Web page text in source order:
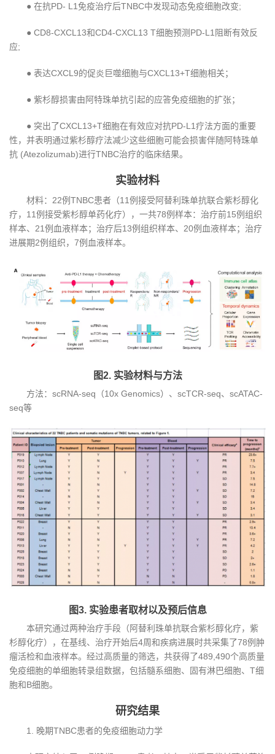
● 在抗PD- L1免疫治疗后TNBC中发现动态免疫细胞改变;
● CD8-CXCL13和CD4-CXCL13 T细胞预测PD-L1阻断有效反
应;
● 表达CXCL9的促炎巨噬细胞与CXCL13+T细胞相关；
● 紫杉醇损害由阿特珠单抗引起的应答免疫细胞的扩张；
● 突出了CXCL13+T细胞在有效应对抗PD-L1疗法方面的重要
性，并表明通过紫杉醇疗法减少这些细胞可能会损害伴随阿特珠单
抗 (Atezolizumab)进行TNBC治疗的临床结果。
实验材料
材料：22例TNBC患者（11例接受阿替利珠单抗联合紫杉醇化
疗，11例接受紫杉醇单药化疗），一共78例样本：治疗前15例组织
样本、21例血液样本；治疗后13例组织样本、20例血液样本；治疗
进展期2例组织，7例血液样本。
图2. 实验材料与方法
方法：scRNA-seq（10x Genomics）、scTCR-seq、scATAC-
seq等
图3. 实验患者取材以及预后信息
本研究通过两种治疗手段（阿替利珠单抗联合紫杉醇化疗，紫
杉醇化疗），在基线、治疗开始后4周和疾病进展时共采集了78例肿
瘤活检和血液样本。经过高质量的筛选，共获得了489,490个高质量
免疫细胞的单细胞转录组数据，包括髓系细胞、固有淋巴细胞、T细
胞和B细胞。
研究结果
1. 晚期TNBC患者的免疫细胞动力学